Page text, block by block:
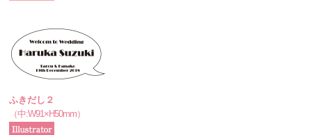
ふきだし２
（中:W91×H50mm）